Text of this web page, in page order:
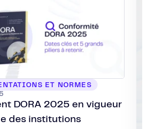
ET NORMES
DORA 2025 en vigueur
des institutions